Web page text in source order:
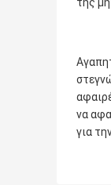
της
να
για